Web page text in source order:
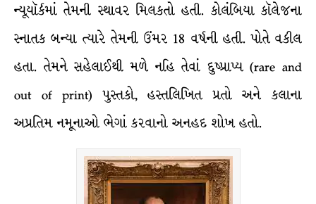
ન્યૂયૉર્કમાં તેમની સ્થાવર મિલકતો હતી. કોલંબિયા કૉલેજના
સ્નાતક બન્યા ત્યારે તેમની ઉંમર 18 વર્ષની હતી. પોતે વકીલ
હતા. તેમને સહેલાઈથી મળે નહિ તેવાં દુષ્પ્રાપ્ય (rare and
out of print) પુસ્તકો, હસ્તલિખિત પ્રતો અને કલાના
અપ્રતિમ નમૂનાઓ ભેગાં કરવાનો અનહદ શોખ હતો.